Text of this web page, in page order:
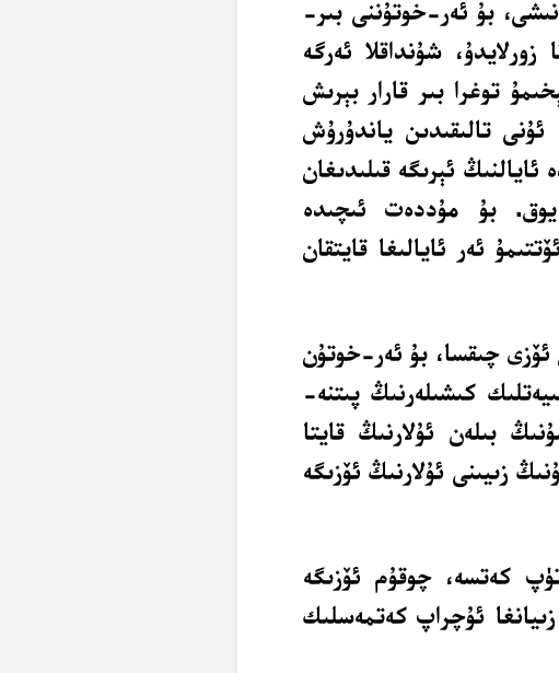
بۇ ئەر-خوتۇننى بىر-
شۇنداقلا ئەرگە
توغرا بىر قارار بېرىش
ئۇنى تالىقىدىن ياندۇرۇش
ئېرىگە قىلىدىغان
يوق. بۇ مۇددەت ئىچىدە
ئەر ئايالىغا قايتقان
ئۆزى چىقسا، بۇ ئەر-خوتۇن
كىشىلەرنىڭ پىتنە-
بىلەن ئۇلارنىڭ قايتا
زىيىنى ئۇلارنىڭ ئۆزىگە
كەتسە، چوقۇم ئۆزىگە
ئۇچراپ كەتمەسلىك